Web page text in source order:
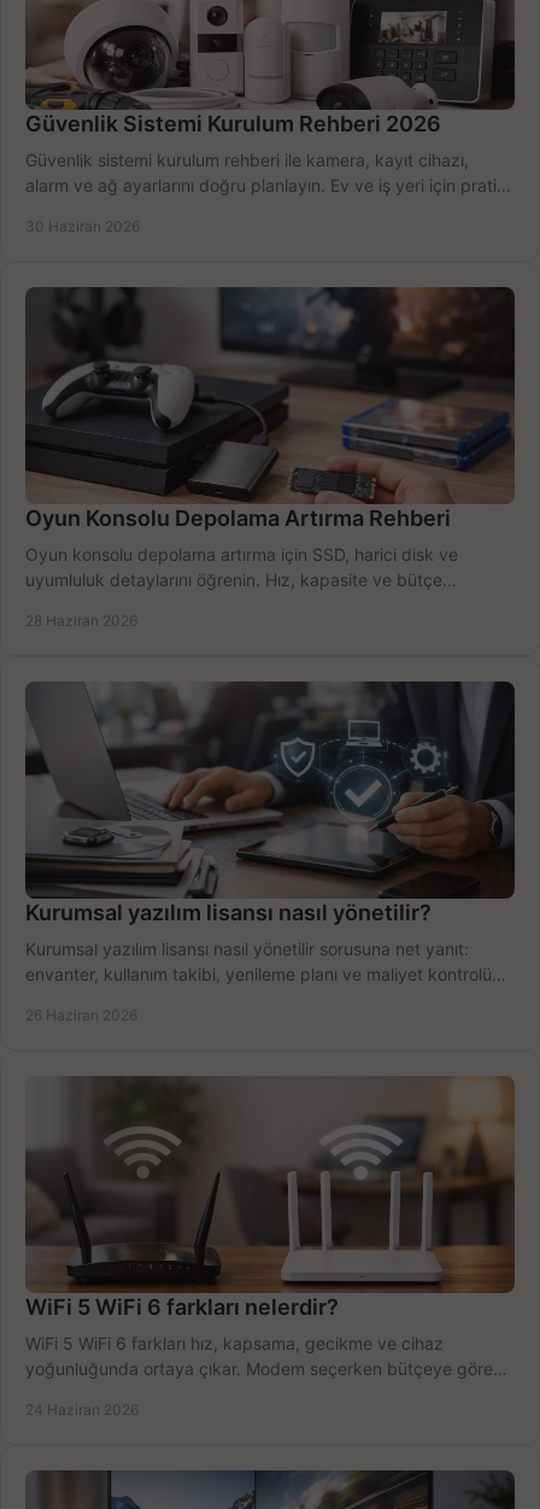
Güvenlik Sistemi Kurulum Rehberi 2026
Güvenlik sistemi kurulum rehberi ile kamera, kayıt cihazı,
alarm ve ağ ayarlarını doğru planlayın. Ev ve iş yeri için pratik
30 Haziran 2026
Oyun Konsolu Depolama Artırma Rehberi
Oyun konsolu depolama artırma için SSD, harici disk ve
uyumluluk detaylarını öğrenin. Hız, kapasite ve bütçe
28 Haziran 2026
Kurumsal yazılım lisansı nasıl yönetilir?
Kurumsal yazılım lisansı nasıl yönetilir sorusuna net yanıt:
envanter, kullanım takibi, yenileme planı ve maliyet kontrolü
26 Haziran 2026
WiFi 5 WiFi 6 farkları nelerdir?
WiFi 5 WiFi 6 farkları hız, kapsama, gecikme ve cihaz
yoğunluğunda ortaya çıkar. Modem seçerken bütçeye göre
24 Haziran 2026